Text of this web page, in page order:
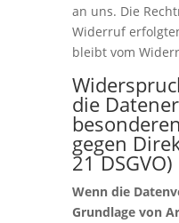
an uns. Die
Widerruf
bleibt vom
die
gegen
21 DSGVO)
Wenn die
Grundlage von